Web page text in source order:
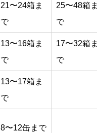
21〜24箱ま
で
25〜48箱ま
で
13〜16箱ま
で
17〜32箱ま
で
13〜17箱ま
で
8〜12缶まで